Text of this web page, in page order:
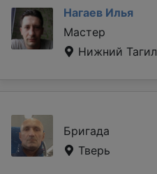
Нагаев Илья
Мастер
Нижний Тагил
Бригада
Тверь